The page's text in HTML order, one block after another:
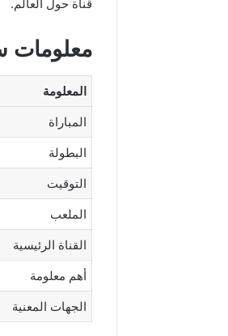
قناة حول العالم.
معلومات
المعلومة
المباراة
البطولة
التوقيت
الملعب
القناة الرئيسية
أهم معلومة
الجهات المعنية